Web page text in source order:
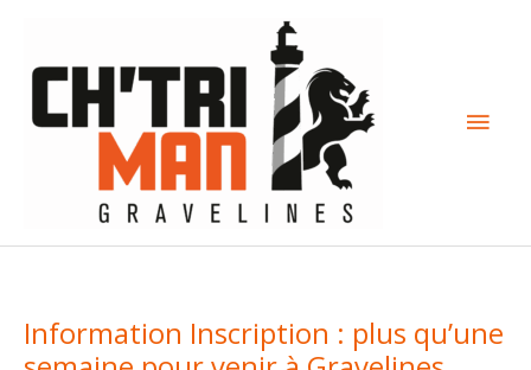
contenu
Information Inscription : plus qu’une